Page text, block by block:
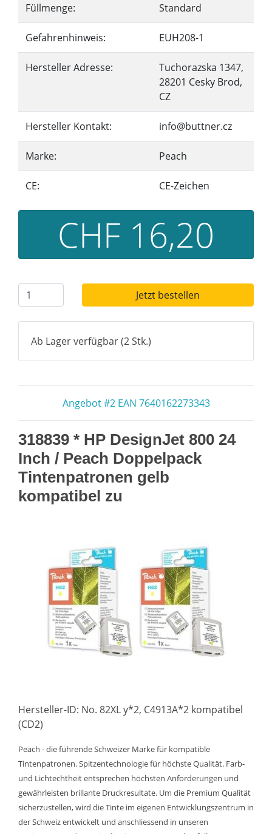
Füllmenge: Standard
Gefahrenhinweis: EUH208-1
Hersteller Adresse:
Tuchorazska 1347,
28201 Cesky Brod,
CZ
Hersteller Kontakt: info@buttner.cz
Marke: Peach
CE: CE-Zeichen
CHF 16,20
Jetzt bestellen
Ab Lager verfügbar (2 Stk.)
Angebot #2 EAN 7640162273343
318839 * HP DesignJet 800 24
Inch / Peach Doppelpack
Tintenpatronen gelb
kompatibel zu
Hersteller-ID: No. 82XL y*2, C4913A*2 kompatibel
(CD2)
Peach - die führende Schweizer Marke für kompatible
Tintenpatronen. Spitzentechnologie für höchste Qualität. Farb-
und Lichtechtheit entsprechen höchsten Anforderungen und
gewährleisten brillante Druckresultate. Um die Premium Qualität
sicherzustellen, wird die Tinte im eigenen Entwicklungszentrum in
der Schweiz entwickelt und anschliessend in unseren